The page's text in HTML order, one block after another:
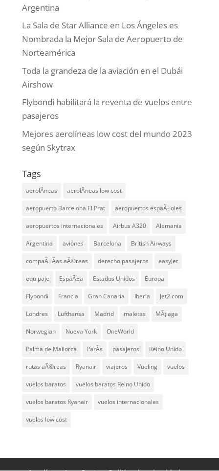
Argentina
La Sala de Star Alliance en Los Ángeles es
Nombrada la Mejor Sala de Aeropuerto de
Norteamérica
Toda la grandeza de la aviación en el Dubái
Airshow
Flybondi habilitará la reventa de vuelos entre
pasajeros
Mejores aerolíneas low cost del mundo 2023
según Skytrax
Tags
aerolÃ­neas aerolÃ­neas low cost
aeropuerto Barcelona El Prat aeropuertos espaÃ±oles
aeropuertos internacionales Airbus A320 Alemania
Argentina aviones Barcelona British Airways
compaÃ±Ã­as aÃ©reas derecho pasajeros easyJet
equipaje EspaÃ±a Estados Unidos Europa
Flybondi Francia Gran Canaria Iberia Jet2.com
Londres Lufthansa Madrid maletas MÃ¡laga
Norwegian Nueva York OneWorld
Palma de Mallorca ParÃ­s pasajeros Reino Unido
rutas aÃ©reas Ryanair viajeros Vueling vuelos
vuelos baratos vuelos baratos Reino Unido
vuelos baratos Ryanair vuelos internacionales
vuelos low cost